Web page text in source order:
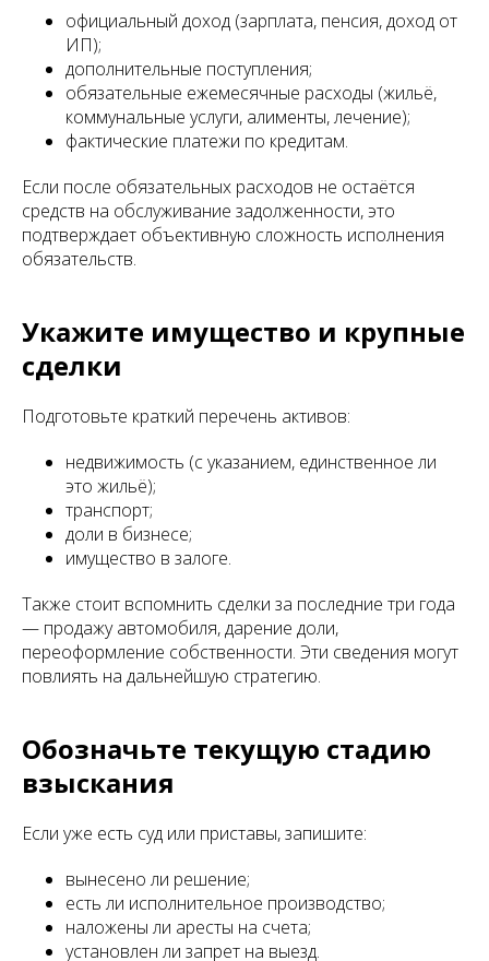
официальный доход (зарплата, пенсия, доход от
ИП);
дополнительные поступления;
обязательные ежемесячные расходы (жильё,
коммунальные услуги, алименты, лечение);
фактические платежи по кредитам.
Если после обязательных расходов не остаётся
средств на обслуживание задолженности, это
подтверждает объективную сложность исполнения
обязательств.
Укажите имущество и крупные
сделки
Подготовьте краткий перечень активов:
недвижимость (с указанием, единственное ли
это жильё);
транспорт;
доли в бизнесе;
имущество в залоге.
Также стоит вспомнить сделки за последние три года
— продажу автомобиля, дарение доли,
переоформление собственности. Эти сведения могут
повлиять на дальнейшую стратегию.
Обозначьте текущую стадию
взыскания
Если уже есть суд или приставы, запишите:
вынесено ли решение;
есть ли исполнительное производство;
наложены ли аресты на счета;
установлен ли запрет на выезд.